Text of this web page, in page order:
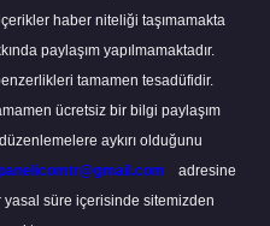
haber niteliği taşımamakta
paylaşım yapılmamaktadır.
tamamen tesadüfidir.
ücretsiz bir bilgi paylaşım
aykırı olduğunu
adresine
süre içerisinde sitemizden